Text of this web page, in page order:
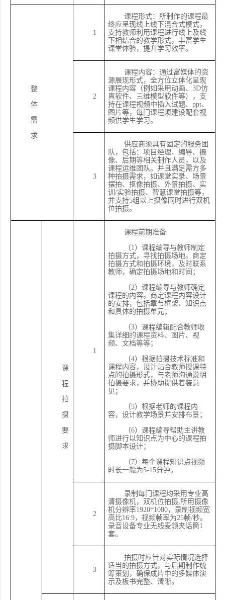
整
体
需
求
1
课程形式：所制作的课程最
终应呈现线上线下混合式模式，
支持教师利用课程进行线上及线
下相结合的教学形式，丰富学生
课堂体验，提升学习效率。
2
课程内容：通过富媒体的资
源展现形式，全方位立体化呈现
课程内容（例如采用动画、3D仿
真软件、三维模型软件等），支
持在课程视频中插入试题、ppt、
图片等，每门课程须建设配套视
频供学生学习。
3
供应商须具有固定的服务团
队，包括：项目经理、编导、摄
像、后期等相关制作人员，以及
课程运维团队。并且满足需方多
种拍摄需求，如课堂实录、场景
摆拍、抠像拍摄、外景拍摄、实
训/实验拍摄、智慧课堂拍摄等，
并支持5组以上摄像同时进行双机
位拍摄。
课
程
拍
摄
要
求
1
课程前期准备
（1）课程编导与教师制定
拍摄方式，寻找拍摄场地。商定
拍摄方式和拍摄环境，及时联系
教师，确定拍摄场地和时间；
（2）课程编导与教师确定
课程的内容。商定课程内容设计
的安排，包括章节框架、知识点
和具体的拍摄单元；
（3）课程编辑配合教师收
集详细的课程资料、图片、视
频、文档等等；
（4）根据拍摄技术标准和
课程内容，设计贴合教师授课特
点的拍摄形式，与老师沟通说明
拍摄要求，并协助提供着装意
见；
（5）根据老师的课程内
容，设计教学场景并安排布景；
（6）课程编导帮助主讲教
师进行以知识点为中心的课程拍
摄脚本设计；
（7）每个课程知识点视频
时长一般为5-15分钟。
2
录制每门课程均采用专业高
清摄像机，双机位拍摄 ,所用摄像
机分辨率1920*1080，录制视频宽
高比16:9，视频帧率为25帧/秒。
录音设备专业无线麦领夹话筒1
套。
3
拍摄时应针对实际情况选择
适当的拍摄方式，与后期制作统
筹策划，确保成片中的多媒体演
示及板书完整、清晰。